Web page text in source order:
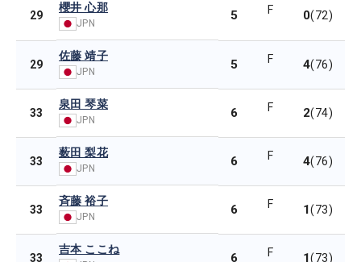
29
櫻井 心那
JPN
5 F 0(72)
29
佐藤 靖子
JPN 5 F 4(76)
33
泉田 琴菜
JPN 6 F 2(74)
33
薮田 梨花
JPN 6 F 4(76)
33
斉藤 裕子
JPN 6 F 1(73)
33
吉本 ここね
6 F 1(73)